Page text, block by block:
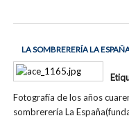
LA SOMBRERERÍA LA
Fotografía de los años
sombrerería La